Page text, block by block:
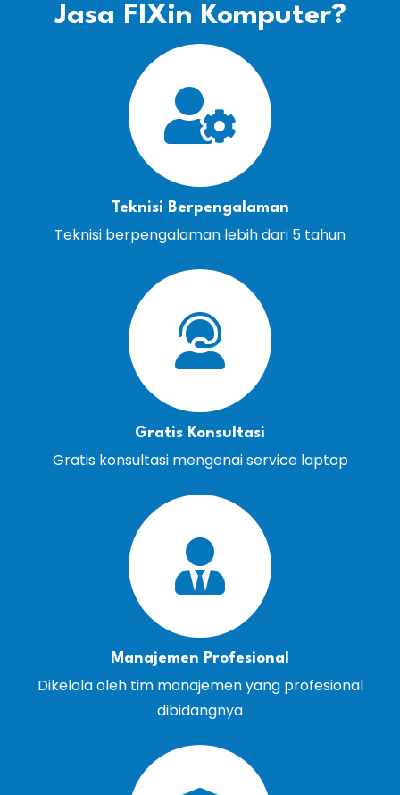
Jasa FIXin Komputer?
Teknisi Berpengalaman
Teknisi berpengalaman lebih dari 5 tahun
Gratis Konsultasi
Gratis konsultasi mengenai service laptop
Manajemen Profesional
Dikelola oleh tim manajemen yang profesional
dibidangnya